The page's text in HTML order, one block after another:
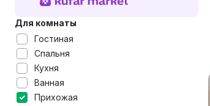
Для комнаты
Гостиная
Спальня
Кухня
Ванная
Прихожая